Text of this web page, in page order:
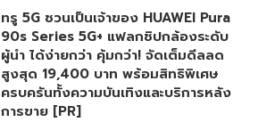
ทรู 5G ชวนเป็นเจ้าของ HUAWEI Pura
90s Series 5G+ แฟลกชิปกล้องระดับ
ผู้นำ ได้ง่ายกว่า คุ้มกว่า! จัดเต็มดีลลด
สูงสุด 19,400 บาท พร้อมสิทธิพิเศษ
ครบครันทั้งความบันเทิงและบริการหลัง
การขาย [PR]